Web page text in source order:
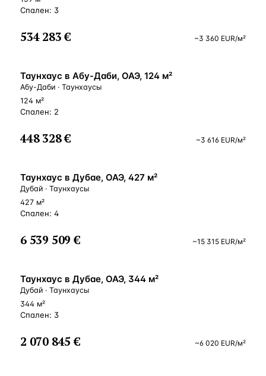
Спален: 3
534 283 € ~3 360 EUR/м²
ВНЖ
Таунхаус в Абу-Даби, ОАЭ, 124 м²
Абу-Даби · Таунхаусы
124 м²
Спален: 2
448 328 € ~3 616 EUR/м²
ВНЖ
Таунхаус в Дубае, ОАЭ, 427 м²
Дубай · Таунхаусы
427 м²
Спален: 4
6 539 509 € ~15 315 EUR/м²
ВНЖ
Таунхаус в Дубае, ОАЭ, 344 м²
Дубай · Таунхаусы
344 м²
Спален: 3
2 070 845 € ~6 020 EUR/м²